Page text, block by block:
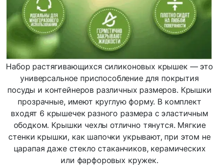
Набор растягивающихся силиконовых крышек — это
универсальное приспособление для покрытия
посуды и контейнеров различных размеров. Крышки
прозрачные, имеют круглую форму. В комплект
входят 6 крышечек разного размера с эластичным
ободком. Крышки чехлы отлично тянутся. Мягкие
стенки крышки, как шапочки укрывают, при этом не
царапая даже стекло стаканчиков, керамических
или фарфоровых кружек.